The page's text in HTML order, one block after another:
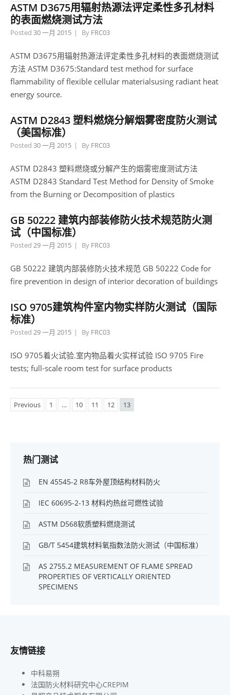
ASTM D3675用辐射热源法评定柔性多孔材料
的表面燃烧测试方法
Posted 30 一月 2015 By FRC03
ASTM D3675用辐射热源法评定柔性多孔材料的表面燃烧测试
方法 ASTM D3675:Standard test method for surface
flammability of flexible cellular materialsusing radiant heat
energy source.
ASTM D2843 塑料燃烧分解烟雾密度防火测试
（美国标准）
Posted 30 一月 2015 By FRC03
ASTM D2843 塑料燃烧或分解产生的烟雾密度测试方法
ASTM D2843 Standard Test Method for Density of Smoke
from the Burning or Decomposition of plastics
GB 50222 建筑内部装修防火技术规范防火测
试（中国标准）
Posted 29 一月 2015 By FRC03
GB 50222 建筑内部装修防火技术规范 GB 50222 Code for
fire prevention in design of interior decoration of buildings
ISO 9705建筑构件室内物实样防火测试（国际
标准）
Posted 29 一月 2015 By FRC03
ISO 9705着火试验.室内物品着火实样试验 ISO 9705 Fire
tests; full-scale room test for surface products
Previous 1 … 10 11 12 13
热门测试
EN 45545-2 R8车外屋顶结构材料防火
IEC 60695-2-13 材料灼热丝可燃性试验
ASTM D568软质塑料燃烧测试
GB/T 5454建筑材料氧指数法防火测试（中国标准）
AS 2755.2 MEASUREMENT OF FLAME SPREAD
PROPERTIES OF VERTICALLY ORIENTED
SPECIMENS
友情链接
中科易朔
法国防火材料研究中心CREPIM